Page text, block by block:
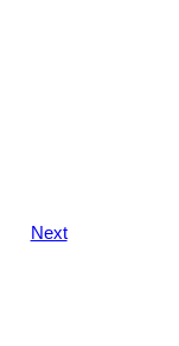
Next